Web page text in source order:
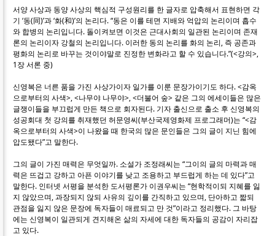
서양 사상과 동양 사상의 핵심적 구성원리를 한 글자로 압축해서 표현하면 각
기 ‘동(同)’과 ‘화(和)’의 논리다. “동은 이를 테면 지배와 억압의 논리이며 흡수
와 합병의 논리입니다. 돌이켜보면 이것은 근대사회의 일관된 논리이며 존재
론의 논리이자 강철의 논리입니다. 이러한 동의 논리를 화의 논리, 즉 공존과
평화의 논리로 바꾸는 것이야말로 진정한 변화라고 할 수 있습니다.”(<강의>,
1장 서론 중)
신영복은 너른 품을 가진 사상가이자 일가를 이룬 문장가이기도 하다. <감옥
으로부터의 사색>, <나무야 나무야>, <더불어 숲> 같은 그의 에세이들은 많은
글쟁이들을 부끄럽게 만든 책으로 회자된다. 기자 출신으로 출소 후 신영복의
성공회대 첫 강의를 취재했던 허문영씨(부산국제영화제 프로그래머)는 “<감
옥으로부터의 사색>이 나왔을 때 한국의 많은 문인들은 그의 글이 지닌 힘에
압도됐다”고 말한다.
그의 글이 가진 매력은 무엇일까. 소설가 조정래씨는 “그이의 글의 마력과 매
력은 뜨겁고 강하고 아픈 이야기를 낮고 조용하고 부드럽게 하는 데 있다”고
말한다. 인터넷 서평을 분석한 도서평론가 이권우씨는 “현학적이되 지혜를 잃
지 않았으며, 과장되지 않되 사유의 깊이를 간직하고 있으며, 단아하고 짧되
관점을 잃지 않은 문장에 독자들이 매료되고 만 것”이라고 정리했다. 그 바탕
에는 신영복이 일관되게 견지해온 삶의 자세에 대한 독자들의 공감이 자리잡
고 있다.